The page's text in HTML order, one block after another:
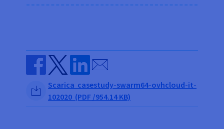
Share on Facebook
Share on Twitter
Share on Linkedin
Send by email
Scarica casestudy-swarm64-ovhcloud-it-
102020 (PDF /954.14 KB)